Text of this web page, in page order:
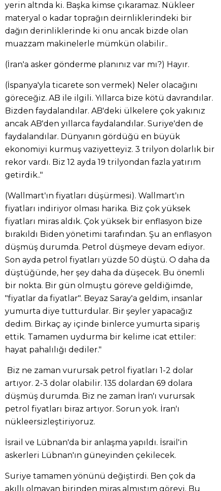
yerin altnda ki. Başka kimse çıkaramaz. Nükleer
materyal o kadar toprağın deirnliklerindeki bir
dağın derinliklerinde ki onu ancak bizde olan
muazzam makinelerle mümkün olabilir..
(İran'a asker gönderme planınız var mı?) Hayır.
(İspanya'yla ticarete son vermek) Neler olacağını
göreceğiz. AB ile ilgili. Yıllarca bize kötü davrandılar.
Bizden faydalandılar. AB'deki ülkelere çok yakınız
ancak AB'den yıllarca faydalandılar. Suriye'den de
faydalandılar. Dünyanın gördüğü en büyük
ekonomiyi kurmuş vaziyetteyiz. 3 trilyon dolarlık bir
rekor vardı. Biz 12 ayda 19 trilyondan fazla yatırım
getirdik.."
(Wallmart'ın fiyatları düşürmesi). Wallmart'ın
fiyatları indiriyor olması harika. Biz çok yüksek
fiyatları miras aldık. Çok yüksek bir enflasyon bize
bırakıldı Biden yönetimi tarafından. Şu an enflasyon
düşmüş durumda. Petrol düşmeye devam ediyor.
Son ayda petrol fiyatları yüzde 50 düştü. O daha da
düştüğünde, her şey daha da düşecek. Bu önemli
bir nokta. Bir gün olmuştu göreve geldiğimde,
"fiyatlar da fiyatlar". Beyaz Saray'a geldim, insanlar
yumurta diye tutturdular. Bir şeyler yapacağız
dedim. Birkaç ay içinde binlerce yumurta sipariş
ettik. Tamamen uydurma bir kelime icat ettiler:
hayat pahalılığı dediler."
Biz ne zaman vurursak petrol fiyatları 1-2 dolar
artıyor. 2-3 dolar olabilir. 135 dolardan 69 dolara
düşmüş durumda. Biz ne zaman İran'ı vurursak
petrol fiyatları biraz artıyor. Sorun yok. İran'ı
nükleersizleştiriyoruz.
İsrail ve Lübnan'da bir anlaşma yapıldı. İsrail'in
askerleri Lübnan'ın güneyinden çekilecek.
Suriye tamamen yönünü değiştirdi. Ben çok da
akıllı olmayan birinden miras almıştım görevi. Bu